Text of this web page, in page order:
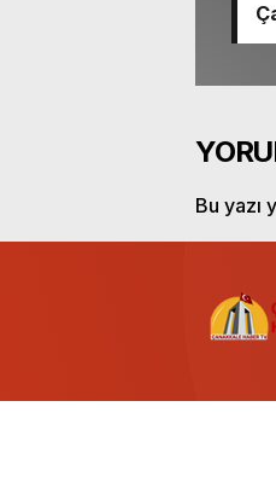
Bu yazı